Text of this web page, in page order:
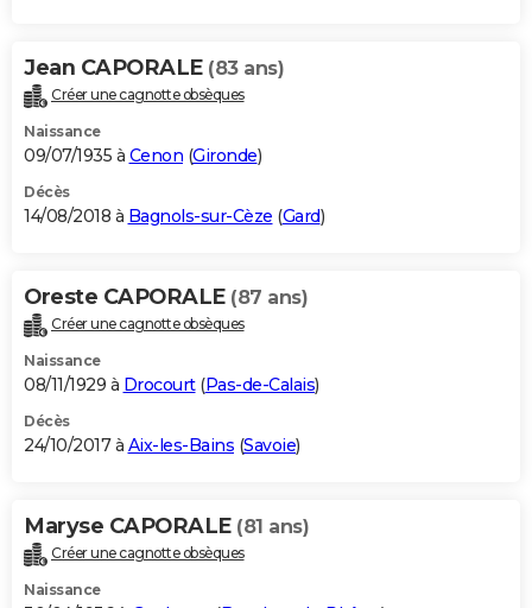
Jean CAPORALE (83 ans)
Créer une cagnotte obsèques
Naissance
09/07/1935 à Cenon (Gironde)
Décès
14/08/2018 à Bagnols-sur-Cèze (Gard)
Oreste CAPORALE (87 ans)
Créer une cagnotte obsèques
Naissance
08/11/1929 à Drocourt(Pas-de-Calais)
Décès
24/10/2017 à Aix-les-Bains (Savoie)
Maryse CAPORALE (81 ans)
Créer une cagnotte obsèques
Naissance